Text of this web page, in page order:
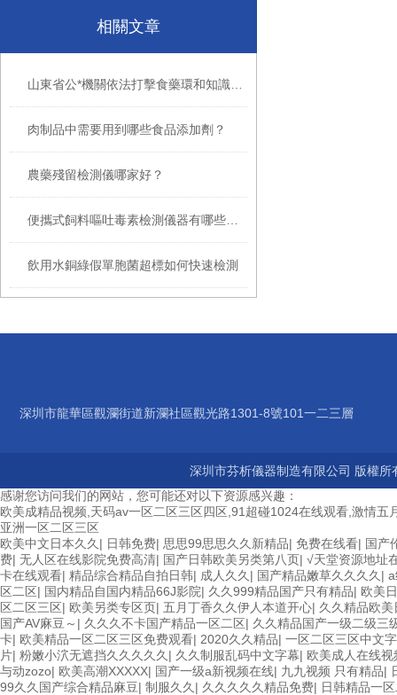
相關文章
肉制品中需要用到哪些食品添加劑？
農藥殘留檢測儀哪家好？
飲用水銅綠假單胞菌超標如何快速檢測
深圳市龍華區觀瀾街道新瀾社區觀光路1301-8號101一二三層
深圳市芬析儀器制造有限公司 版權
感谢您访问我们的网站，您可能还对以下资源感兴趣：
欧美成精品视频,天码av一区二区三区四区,91超碰1024在线观看,激情
亚洲一区二区三区
欧美中文日本久久 | 日韩免费| 思思99思思久久新精品| 免费在线看| 国产
费| 无人区在线影院免费高清| 国产日韩欧美另类第八页| √天堂资源地址
卡在线观看| 精品综合精品自拍日韩| 成人久久 | 国产精品嫩草久久久久 |
区二区| 国内精品自国内精品66J影院| 久久999精品国产只有精品| 欧美
区二区三区| 欧美另类专区页| 五月丁香久久伊人本道开心| 久久精品欧美
国产AV麻豆～ | 久久久不卡国产精品一区二区| 久久精品国产一级二级三
卡| 欧美精品一区二区三区免费观看| 2020久久精品| 一区二区三区中文
片| 粉嫩小泬无遮挡久久久久久 | 久久制服乱码中文字幕| 欧美成人在线视
与动zozo| 欧美高潮XXXXX| 国产一级a新视频在线| 九九视频 只有精品|
99久久国产综合精品麻豆| 制服久久 | 久久久久久精品免费| 日韩精品一